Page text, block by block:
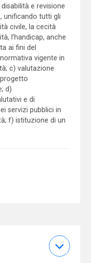
e revisione
unificando tutti gli
civile, la cecità
l’handicap, anche
ai fini del
vigente in
c) valutazione
d)
e di
servizi pubblici in
f) istituzione di un